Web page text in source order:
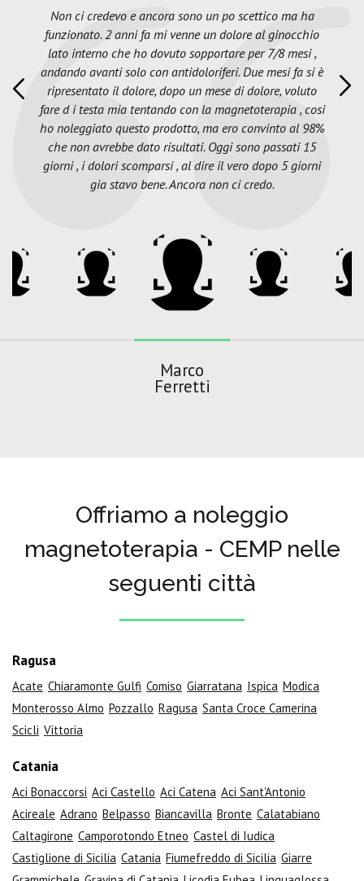
Non ci credevo e ancora sono un po scettico ma ha
funzionato. 2 anni fa mi venne un dolore al ginocchio
lato interno che ho dovuto sopportare per 7/8 mesi ,
andando avanti solo con antidoloriferi. Due mesi fa si è
ripresentato il dolore, dopo un mese di dolore, voluto
fare d i testa mia tentando con la magnetoterapia , cosi
ho noleggiato questo prodotto, ma ero convinto al 98%
che non avrebbe dato risultati. Oggi sono passati 15
giorni , i dolori scomparsi , al dire il vero dopo 5 giorni
gia stavo bene. Ancora non ci credo.
Marco
Ferretti
Offriamo a noleggio
magnetoterapia - CEMP nelle
seguenti città
Ragusa
Acate Chiaramonte Gulfi Comiso Giarratana Ispica Modica
Monterosso Almo Pozzallo Ragusa Santa Croce Camerina
Scicli Vittoria
Catania
Aci Bonaccorsi Aci Castello Aci Catena Aci Sant'Antonio
Acireale Adrano Belpasso Biancavilla Bronte Calatabiano
Caltagirone Camporotondo Etneo Castel di Iudica
Castiglione di Sicilia Catania Fiumefreddo di Sicilia Giarre